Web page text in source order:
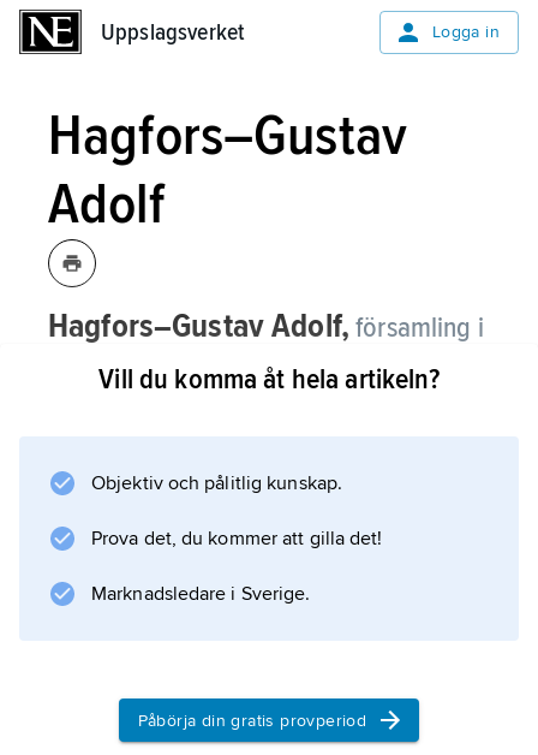
Uppslagsverket Logga in
Hagfors–Gustav
Adolf
Hagfors–Gustav Adolf, församling i
Karlstads stift, Karlstads kommun,
Värmland (Värmlands län).
sammanslagning av Hagfors och Gustav
kyrkor se
Hagfors
och
Vill du komma åt hela artikeln?
Objektiv och pålitlig kunskap.
Prova det, du kommer att gilla det!
Marknadsledare i Sverige.
Påbörja din gratis provperiod